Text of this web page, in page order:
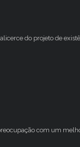
do projeto de
com um